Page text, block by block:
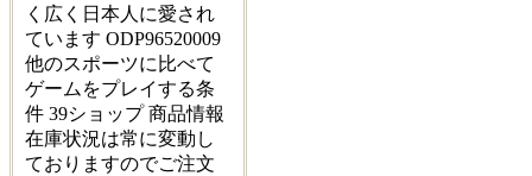
く広く日本人に愛され
ています ODP96520009
他のスポーツに比べて
ゲームをプレイする条
件 39ショップ 商品情報
在庫状況は常に変動し
ておりますのでご注文